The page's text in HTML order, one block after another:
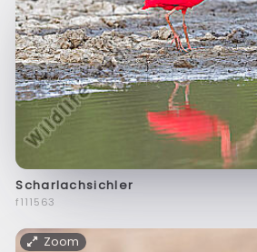
Scharlachsichler
f111563
Zoom